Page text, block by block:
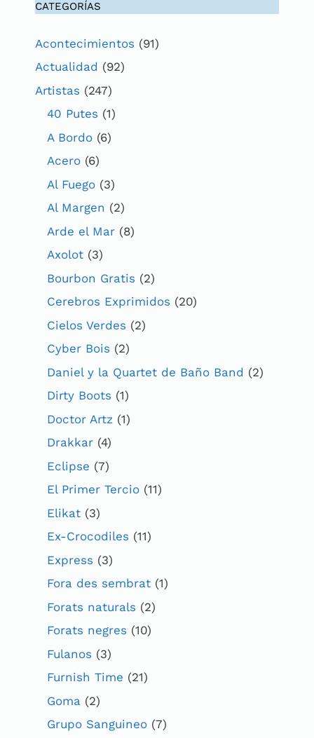
CATEGORÍAS
Acontecimientos (91)
Actualidad (92)
Artistas (247)
40 Putes (1)
A Bordo (6)
Acero (6)
Al Fuego (3)
Al Margen (2)
Arde el Mar (8)
Axolot (3)
Bourbon Gratis (2)
Cerebros Exprimidos (20)
Cielos Verdes (2)
Cyber Bois (2)
Daniel y la Quartet de Baño Band (2)
Dirty Boots (1)
Doctor Artz (1)
Drakkar (4)
Eclipse (7)
El Primer Tercio (11)
Elikat (3)
Ex-Crocodiles (11)
Express (3)
Fora des sembrat (1)
Forats naturals (2)
Forats negres (10)
Fulanos (3)
Furnish Time (21)
Goma (2)
Grupo Sanguineo (7)